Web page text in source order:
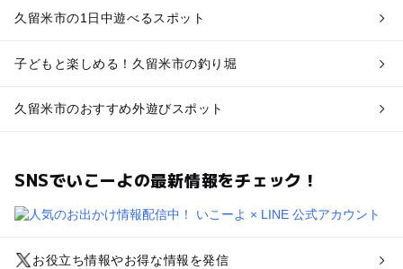
久留米市の1日中遊べるスポット
子どもと楽しめる！久留米市の釣り堀
久留米市のおすすめ外遊びスポット
SNSでいこーよの最新情報をチェック！
お役立ち情報やお得な情報を発信